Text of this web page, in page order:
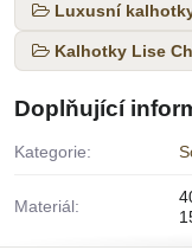
Luxusní
Kalhotky Lise
Doplňující
Kategorie:
Materiál: